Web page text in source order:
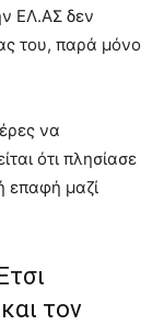
ΕΛ.ΑΣ δεν
του, παρά μόνο
να
ότι πλησίασε
επαφή μαζί
τον